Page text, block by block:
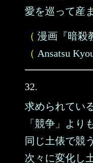
愛を巡って産
（ 漫画『暗殺
（ Ansatsu
32.
求められてい
「競争」より
同じ土俵で競
次々に変化し